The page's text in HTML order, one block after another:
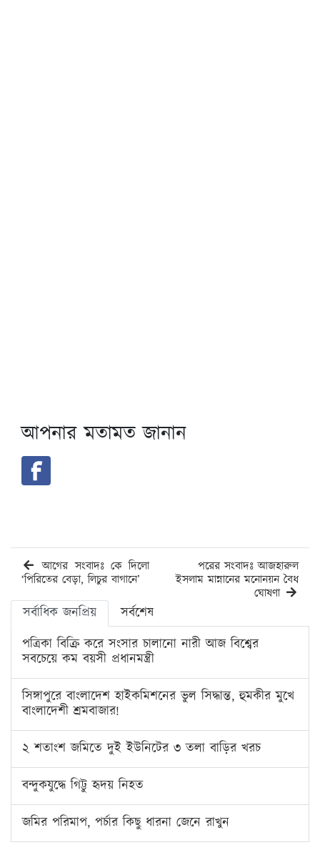
আপনার মতামত জানান
আগের সংবাদঃ কে দিলো
‘পিরিতের বেড়া, লিচুর বাগানে’
পরের সংবাদঃ আজহারুল
ইসলাম মান্নানের মনোনয়ন বৈধ
ঘোষণা
সর্বাধিক জনপ্রিয়
সর্বশেষ
পত্রিকা বিক্রি করে সংসার চালানো নারী আজ বিশ্বের
সবচেয়ে কম বয়সী প্রধানমন্ত্রী
সিঙ্গাপুরে বাংলাদেশ হাইকমিশনের ভুল সিদ্ধান্ত, হুমকীর মুখে
বাংলাদেশী শ্রমবাজার!
২ শতাংশ জমিতে দুই ইউনিটের ৩ তলা বাড়ির খরচ
বন্দুকযুদ্ধে গিট্টু হৃদয় নিহত
জমির পরিমাপ, পর্চার কিছু ধারনা জেনে রাখুন